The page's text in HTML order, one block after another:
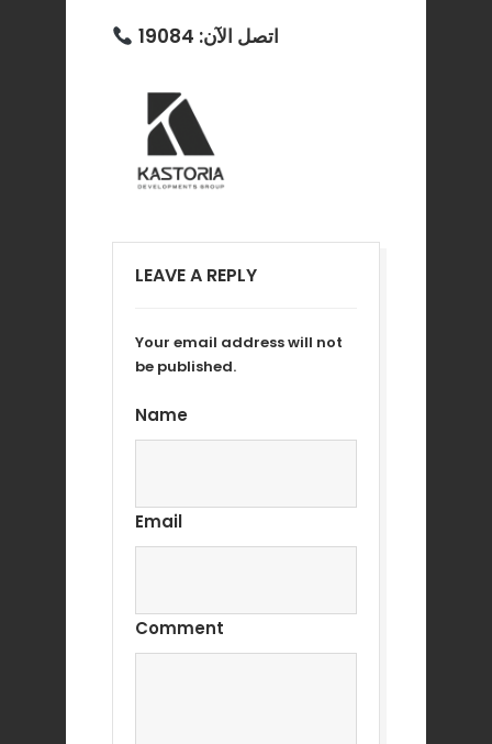
اتصل الآن: 19084
LEAVE A REPLY
Your email address will not
be published.
Name
Email
Comment